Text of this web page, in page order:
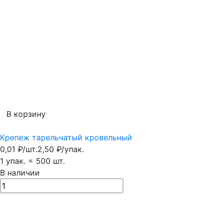
В корзину
Крепеж тарельчатый кровельный
0,01 ₽/шт.2,50 ₽/упак.
1 упак. = 500 шт.
В наличии